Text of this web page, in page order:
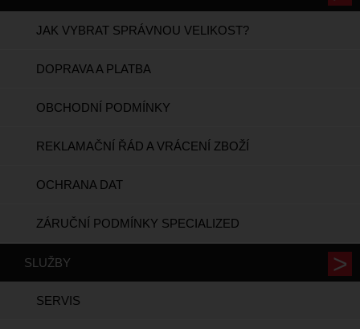
JAK VYBRAT SPRÁVNOU VELIKOST?
DOPRAVA A PLATBA
OBCHODNÍ PODMÍNKY
REKLAMAČNÍ ŘÁD A VRÁCENÍ ZBOŽÍ
OCHRANA DAT
ZÁRUČNÍ PODMÍNKY SPECIALIZED
SLUŽBY
SERVIS